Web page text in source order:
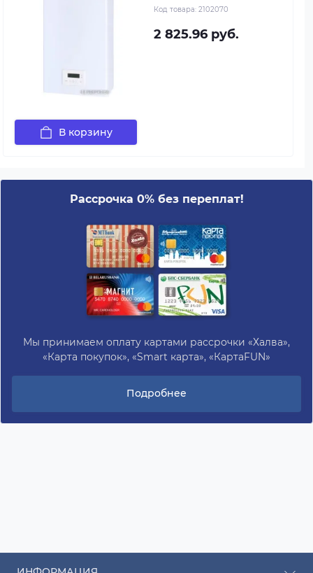
Код товара: 2102070
2 825.96 руб.
В корзину
Рассрочка 0% без переплат!
Мы принимаем оплату картами рассрочки «Халва»,
«Карта покупок», «Smart карта», «КартаFUN»
Подробнее